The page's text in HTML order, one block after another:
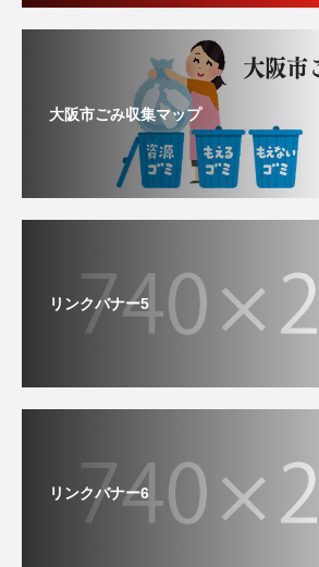
大阪市ごみ収集マップ
リンクバナー5
リンクバナー6